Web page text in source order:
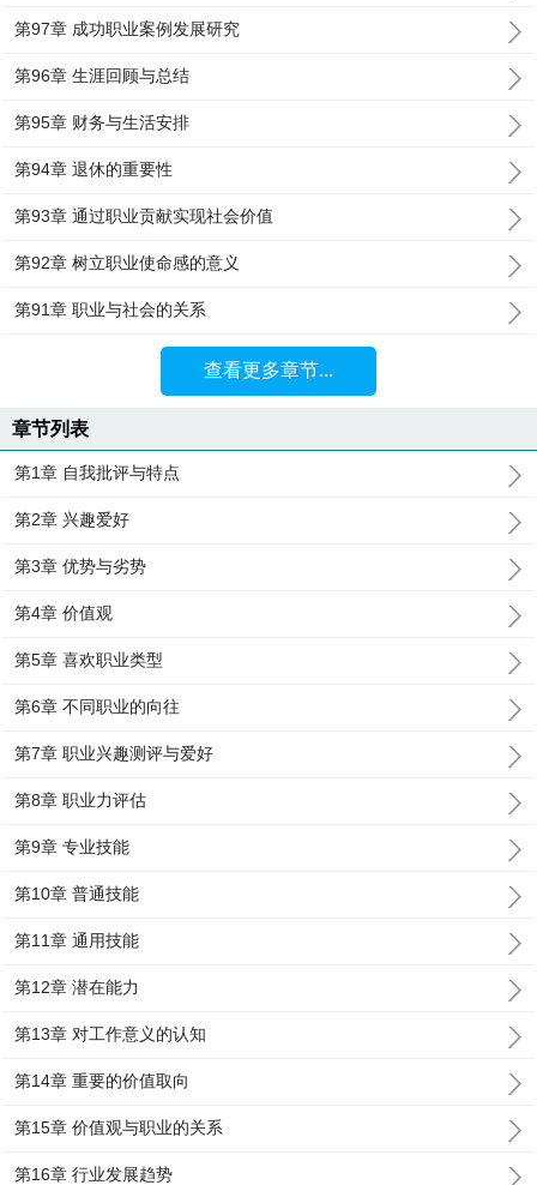
第97章 成功职业案例发展研究
第96章 生涯回顾与总结
第95章 财务与生活安排
第94章 退休的重要性
第93章 通过职业贡献实现社会价值
第92章 树立职业使命感的意义
第91章 职业与社会的关系
查看更多章节...
章节列表
第1章 自我批评与特点
第2章 兴趣爱好
第3章 优势与劣势
第4章 价值观
第5章 喜欢职业类型
第6章 不同职业的向往
第7章 职业兴趣测评与爱好
第8章 职业力评估
第9章 专业技能
第10章 普通技能
第11章 通用技能
第12章 潜在能力
第13章 对工作意义的认知
第14章 重要的价值取向
第15章 价值观与职业的关系
第16章 行业发展趋势